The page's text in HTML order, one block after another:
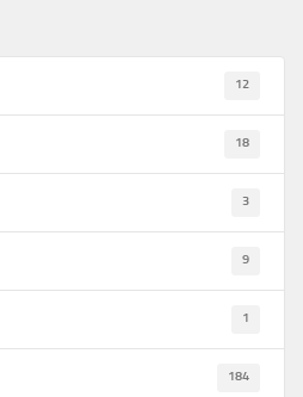
12
18
3
9
1
184